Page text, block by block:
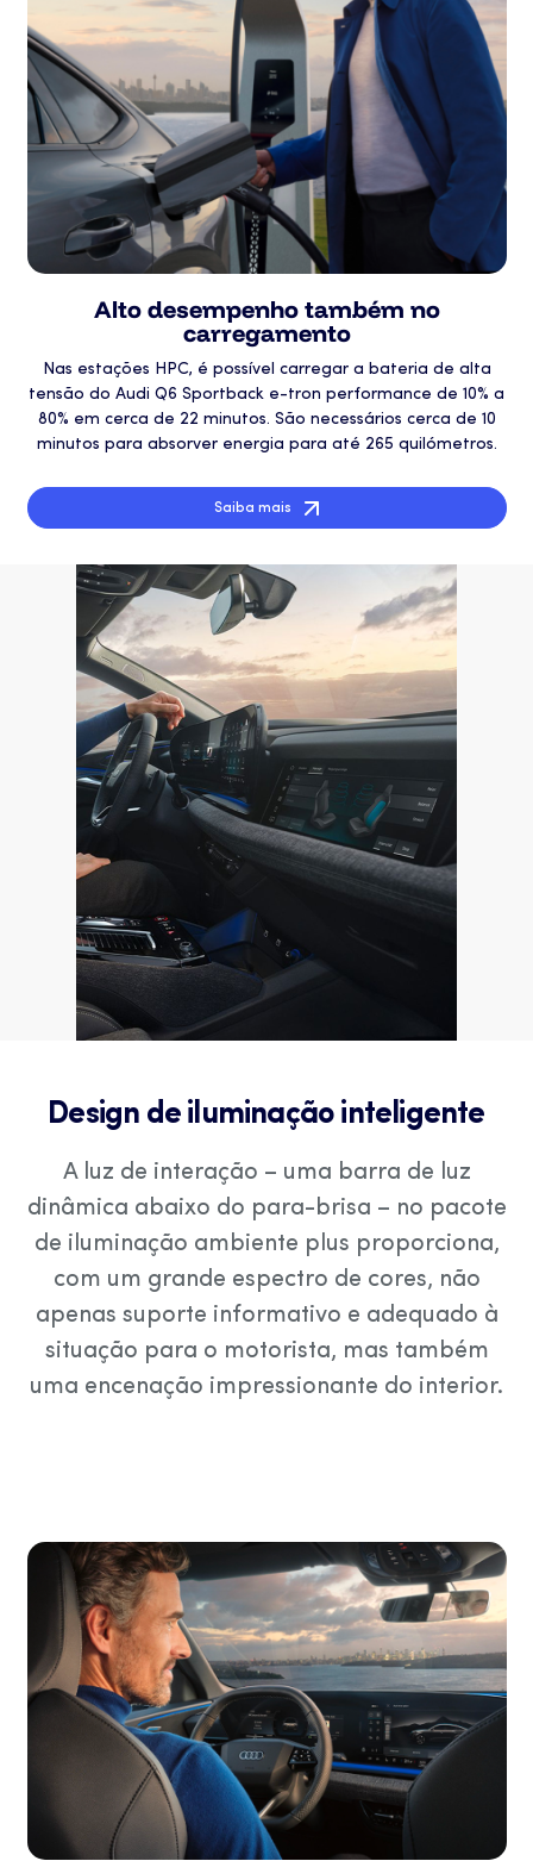
Alto desempenho também no
carregamento
Nas estações HPC, é possível carregar a bateria de alta
tensão do Audi Q6 Sportback e-tron performance de 10% a
80% em cerca de 22 minutos. São necessários cerca de 10
minutos para absorver energia para até 265 quilómetros.
Saiba mais
Design de iluminação inteligente
A luz de interação – uma barra de luz
dinâmica abaixo do para-brisa – no pacote
de iluminação ambiente plus proporciona,
com um grande espectro de cores, não
apenas suporte informativo e adequado à
situação para o motorista, mas também
uma encenação impressionante do interior.